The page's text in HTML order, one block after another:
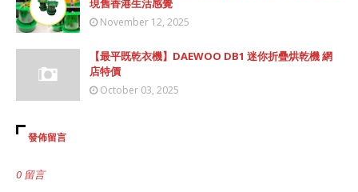
現舊香港生活感覺
November 12, 2025
【最平既乾衣機】DAEWOO DB1 迷你折疊烘乾機 網
店特價
October 03, 2025
發佈留言
0 留言